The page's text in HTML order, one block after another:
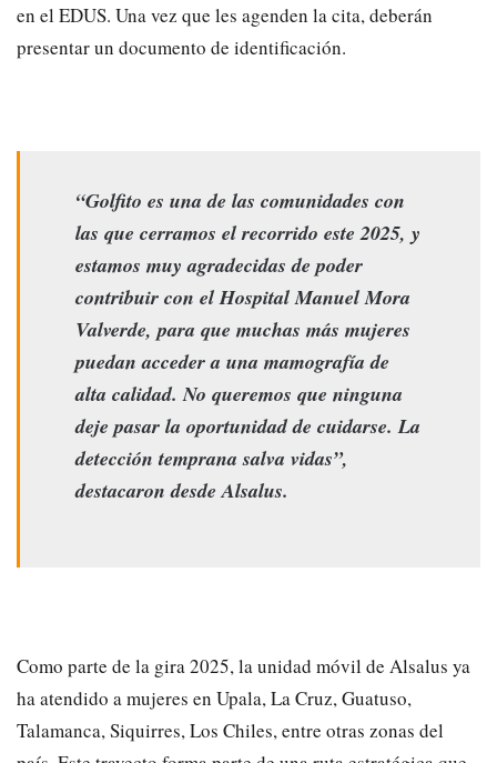
en el EDUS. Una vez que les agenden la cita, deberán
presentar un documento de identificación.
“Golfito es una de las comunidades con
las que cerramos el recorrido este 2025, y
estamos muy agradecidas de poder
contribuir con el Hospital Manuel Mora
Valverde, para que muchas más mujeres
puedan acceder a una mamografía de
alta calidad. No queremos que ninguna
deje pasar la oportunidad de cuidarse. La
detección temprana salva vidas”,
destacaron desde Alsalus.
Como parte de la gira 2025, la unidad móvil de Alsalus ya
ha atendido a mujeres en Upala, La Cruz, Guatuso,
Talamanca, Siquirres, Los Chiles, entre otras zonas del